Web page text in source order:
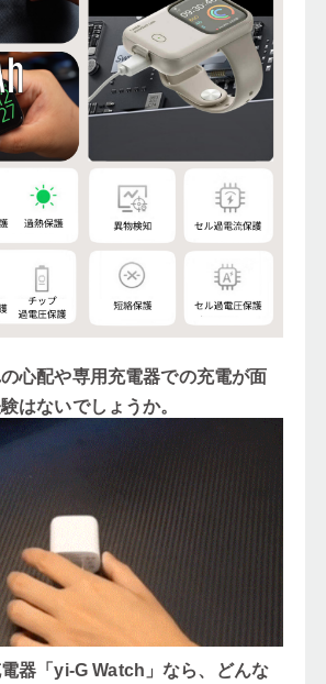
心配や専用充電器での充電が面
はないでしょうか。
器「yi-G Watch 」なら、どんな